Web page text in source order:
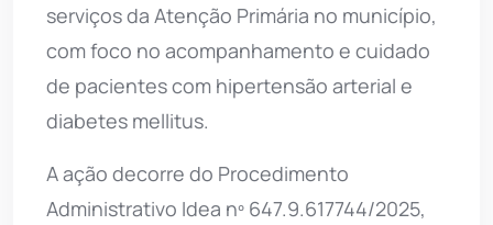
serviços da Atenção Primária no município,
com foco no acompanhamento e cuidado
de pacientes com hipertensão arterial e
diabetes mellitus.
A ação decorre do Procedimento
Administrativo Idea nº 647.9.617744/2025,